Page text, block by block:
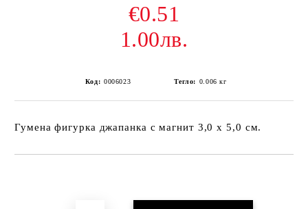
€0.51
1.00лв.
Код: 0006023 Тегло: 0.006 кг
Гумена фигурка джапанка с магнит 3,0 х 5,0 см.